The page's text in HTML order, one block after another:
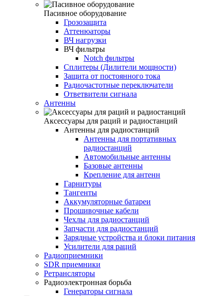
Пасивное оборудование
Грозозащита
Аттенюаторы
ВЧ нагрузки
ВЧ фильтры
Notch фильтры
Сплитеры (Дилители мощности)
Защита от постоянного тока
Радиочастотные переключатели
Ответвители сигнала
Антенны
Аксессуары для раций и радиостанций
Антенны для радиостанций
Антенны для портативных
радиостанций
Автомобильные антенны
Базовые антенны
Крепление для антенн
Гарнитуры
Тангенты
Аккумуляторные батареи
Прошивочные кабели
Чехлы для радиостанций
Запчасти для радиостанций
Зарядные устройства и блоки питания
Усилители для раций
Радиоприемники
SDR приемники
Ретрансляторы
Радиоэлектронная борьба
Генераторы сигнала